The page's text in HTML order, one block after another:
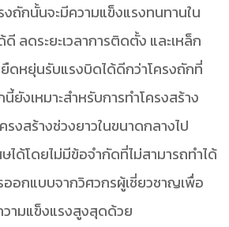
งถักนั้นจะมีความแข็งแรงทนทานใน
ดี ลดระยะเวลาการติดตั้ง และเหล็ก
หยุ่นรับแรงบิดได้ดีกว่าโครงถักที่
ยังเหมาะสำหรับการทำโครงสร้าง
งสร้างช่วงยาวในขนาดกลางไป
ด้โดยไม่มีข้อจำกัดที่ไม่สามารถทำได้
อกแบบจากวิศวกรผู้เชี่ยวชาญเพื่อ
ามแข็งแรงสูงสุดด้วย